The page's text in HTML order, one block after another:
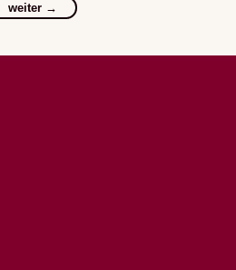
weiter →